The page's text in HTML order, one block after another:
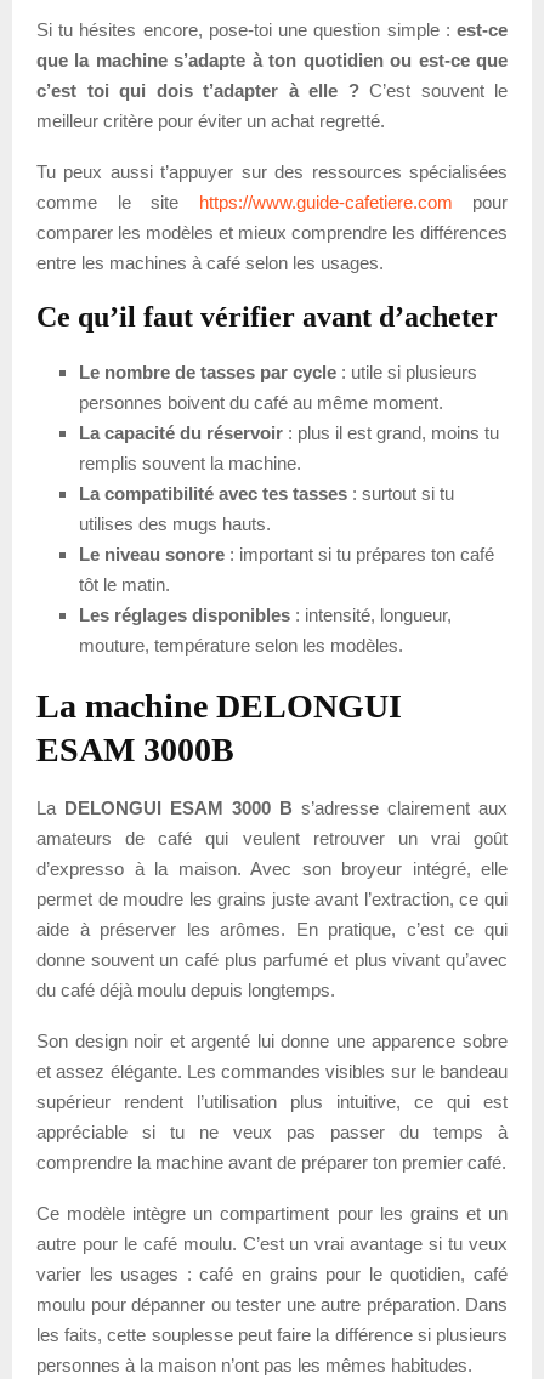
Si tu hésites encore, pose-toi une question simple : est-ce
que la machine s’adapte à ton quotidien ou est-ce que
c’est toi qui dois t’adapter à elle ?C’est souvent le
meilleur critère pour éviter un achat regretté.
Tu peux aussi t’appuyer sur des ressources spécialisées
comme le site https://www.guide-cafetiere.com pour
comparer les modèles et mieux comprendre les différences
entre les machines à café selon les usages.
Ce qu’il faut vérifier avant d’acheter
Le nombre de tasses par cycle : utile si plusieurs
personnes boivent du café au même moment.
La capacité du réservoir : plus il est grand, moins tu
remplis souvent la machine.
La compatibilité avec tes tasses : surtout si tu
utilises des mugs hauts.
Le niveau sonore : important si tu prépares ton café
tôt le matin.
Les réglages disponibles : intensité, longueur,
mouture, température selon les modèles.
La machine DELONGUI
ESAM 3000B
La DELONGUI ESAM 3000 B s’adresse clairement aux
amateurs de café qui veulent retrouver un vrai goût
d’expresso à la maison. Avec son broyeur intégré, elle
permet de moudre les grains juste avant l’extraction, ce qui
aide à préserver les arômes. En pratique, c’est ce qui
donne souvent un café plus parfumé et plus vivant qu’avec
du café déjà moulu depuis longtemps.
Son design noir et argenté lui donne une apparence sobre
et assez élégante. Les commandes visibles sur le bandeau
supérieur rendent l’utilisation plus intuitive, ce qui est
appréciable si tu ne veux pas passer du temps à
comprendre la machine avant de préparer ton premier café.
Ce modèle intègre un compartiment pour les grains et un
autre pour le café moulu. C’est un vrai avantage si tu veux
varier les usages : café en grains pour le quotidien, café
moulu pour dépanner ou tester une autre préparation. Dans
les faits, cette souplesse peut faire la différence si plusieurs
personnes à la maison n’ont pas les mêmes habitudes.